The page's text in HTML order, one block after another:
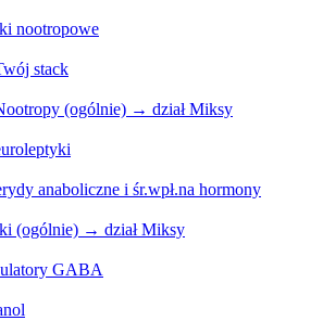
stack
(ogólnie) → dział Miksy
anaboliczne i śr.wpł.na hormony
→ dział Miksy
GABA